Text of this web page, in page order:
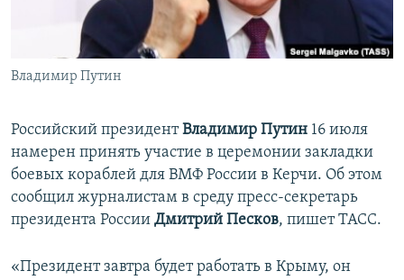
ПОБЕДИТЕЛЕЙ НЕ СУДЯТ?
КРЫМ.НЕПОКОРЕННЫЙ
ELIFBE
ПРИСОЕДИНЯЙТЕСЬ!
Все сайты RFE/RL
Владимир Путин
Российский президентВладимир Путин 16 июля
намерен принять участие в церемонии закладки
боевых кораблей для ВМФ России в Керчи. Об этом
сообщил журналистам в среду пресс-секретарь
президента России Дмитрий Песков, пишет ТАСС.
«Президент завтра будет работать в Крыму, он